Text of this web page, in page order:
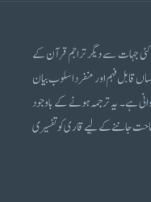
جہات سے دیگر تراجم قرآن کے
قابل فہم اور منفرد اسلوب بیان
ہے۔ یہ ترجمہ ہونے کے باوجود
جاننے کے لیے قاری کو تفسیری